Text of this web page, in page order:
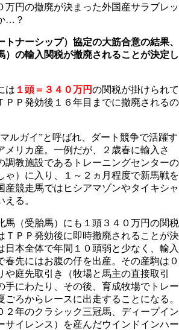
万円の撤廃が決まった外国産サラブレッ
…？
トナーシップ）協定の大筋合意の結果、
）の輸入関税が撤廃されることが決定し
は １頭＝３４０万円の関税が掛けられて
ＰＰ発効後１６年目までに撤廃されるの
ルガイ”と呼ばれ、ダート競争で活躍す
メリカ産。一例だが、２歳春に輸入さ
調教施設であるトレーニングセンターの
ゃ）に入り、１～２ヵ月程度で新馬戦を
産競走馬ではヒシアマゾンやタイキシャ
える。
馬（受胎馬）にも１頭３４０万円の関税
ＴＰＰ発効後に即時撤廃されることが決
日本全体で年間１０頭弱と少なく、輸入
春先にはお腹の仔を出産。その産駒は０
や庭先取引き（牧場と馬主の直接取引
手にわたり、その後、育成牧場でトレー
ごろからレースに出走することになる。
２年のクラシック三冠馬、ディープイン
サイレンス）を産んだウインドインハー